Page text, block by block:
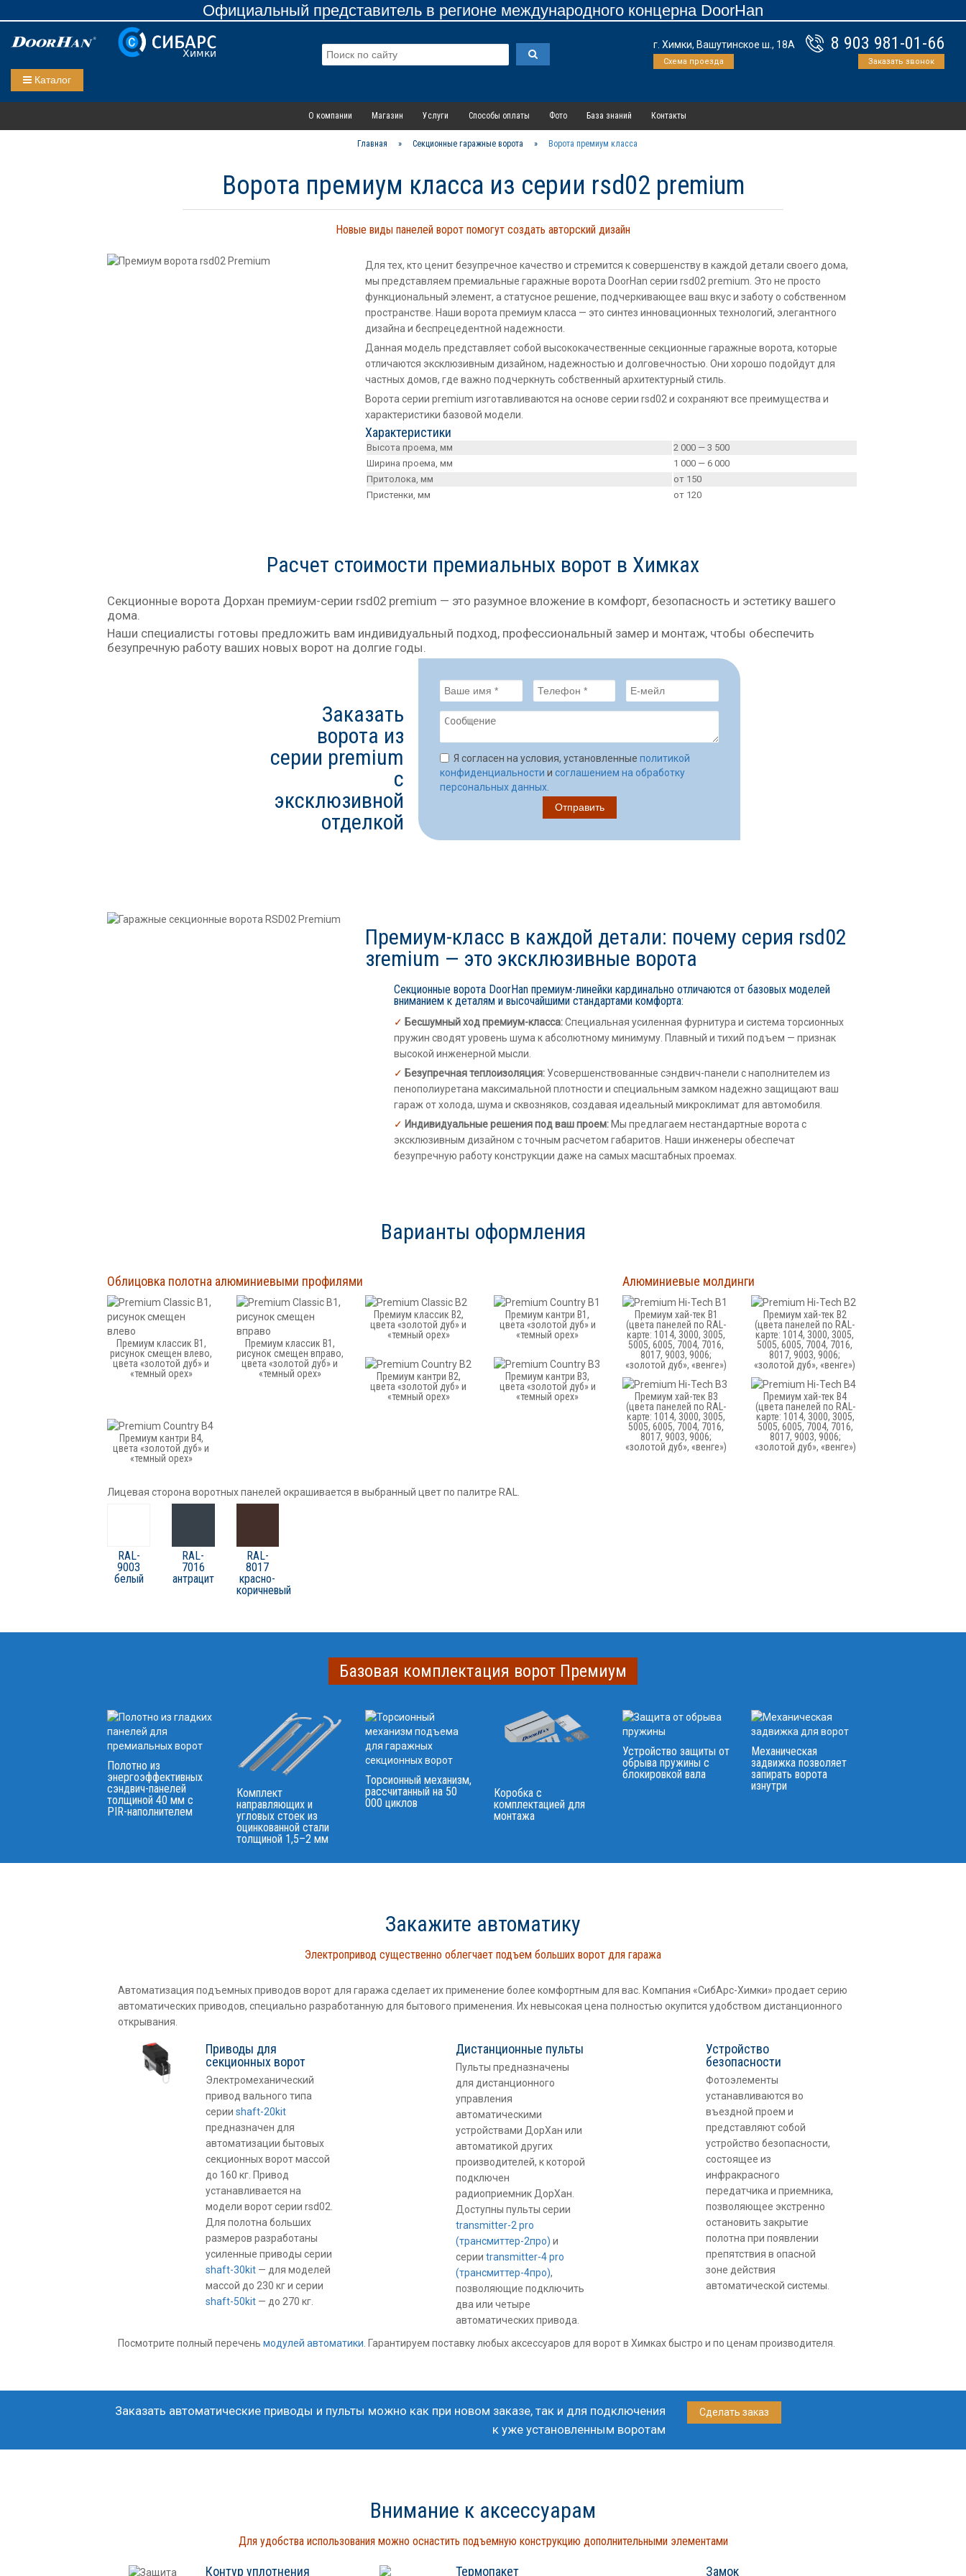
Официальный представитель в регионе международного концерна DoorHan
8 903 981-01-66
Заказать звонок
г. Химки, Вашутинское ш., 18А
Схема проезда
Каталог
О компании Магазин Услуги Способы оплаты Фото База знаний Контакты
Главная » Секционные гаражные ворота » Ворота премиум класса
Ворота премиум класса из серии rsd02 premium
Новые виды панелей ворот помогут создать авторский дизайн
Для тех, кто ценит безупречное качество и стремится к совершенству в каждой детали своего дома,
мы представляем премиальные гаражные ворота DoorHan серии rsd02 premium. Это не просто
функциональный элемент, а статусное решение, подчеркивающее ваш вкус и заботу о собственном
пространстве. Наши ворота премиум класса — это синтез инновационных технологий, элегантного
дизайна и беспрецедентной надежности.
Данная модель представляет собой высококачественные секционные гаражные ворота, которые
отличаются эксклюзивным дизайном, надежностью и долговечностью. Они хорошо подойдут для
частных домов, где важно подчеркнуть собственный архитектурный стиль.
Ворота серии premium изготавливаются на основе серии rsd02 и сохраняют все преимущества и
характеристики базовой модели.
Характеристики
Высота проема, мм
2 000 — 3 500
Ширина проема, мм
1 000 — 6 000
Притолока, мм
от 150
Пристенки, мм
от 120
Расчет стоимости премиальных ворот в Химках
Секционные ворота Дорхан премиум-серии rsd02 premium — это разумное вложение в комфорт, безопасность и эстетику вашего
дома.
Наши специалисты готовы предложить вам индивидуальный подход, профессиональный замер и монтаж, чтобы обеспечить
безупречную работу ваших новых ворот на долгие годы.
Заказать
ворота из
серии premium
с
эксклюзивной
отделкой
Я согласен на условия, установленныеполитикой
конфиденциальности исоглашением на обработку
персональных данных.
Премиум-класс в каждой детали: почему серия rsd02
зremium — это эксклюзивные ворота
Секционные ворота DoorHan премиум-линейки кардинально отличаются от базовых моделей
вниманием к деталям и высочайшими стандартами комфорта:
Бесшумный ход премиум-класса:Специальная усиленная фурнитура и система торсионных
пружин сводят уровень шума к абсолютному минимуму. Плавный и тихий подъем — признак
высокой инженерной мысли.
Безупречная теплоизоляция:Усовершенствованные сэндвич-панели с наполнителем из
пенополиуретана максимальной плотности и специальным замком надежно защищают ваш
гараж от холода, шума и сквозняков, создавая идеальный микроклимат для автомобиля.
Индивидуальные решения под ваш проем:Мы предлагаем нестандартные ворота с
эксклюзивным дизайном с точным расчетом габаритов. Наши инженеры обеспечат
безупречную работу конструкции даже на самых масштабных проемах.
Варианты оформления
Облицовка полотна алюминиевыми профилями
Премиум классик B1,
рисунок смещен влево,
цвета «золотой дуб» и
«темный орех»
Премиум классик B1,
рисунок смещен вправо,
цвета «золотой дуб» и
«темный орех»
Премиум классик B2,
цвета «золотой дуб» и
«темный орех»
Премиум кантри B1,
цвета «золотой дуб» и
«темный орех»
Премиум кантри B2,
цвета «золотой дуб» и
«темный орех»
Премиум кантри B3,
цвета «золотой дуб» и
«темный орех»
Премиум кантри B4,
цвета «золотой дуб» и
«темный орех»
Алюминиевые молдинги
Премиум хай-тек B1
(цвета панелей по RAL-
карте: 1014, 3000, 3005,
5005, 6005, 7004, 7016,
8017, 9003, 9006;
«золотой дуб», «венге»)
Премиум хай-тек B2
(цвета панелей по RAL-
карте: 1014, 3000, 3005,
5005, 6005, 7004, 7016,
8017, 9003, 9006;
«золотой дуб», «венге»)
Премиум хай-тек B3
(цвета панелей по RAL-
карте: 1014, 3000, 3005,
5005, 6005, 7004, 7016,
8017, 9003, 9006;
«золотой дуб», «венге»)
Премиум хай-тек B4
(цвета панелей по RAL-
карте: 1014, 3000, 3005,
5005, 6005, 7004, 7016,
8017, 9003, 9006;
«золотой дуб», «венге»)
Лицевая сторона воротных панелей окрашивается в выбранный цвет по палитре RAL.
RAL-
9003
белый
RAL-
7016
антрацит
RAL-
8017
красно-
коричневый
Базовая комплектация ворот Премиум
Полотно из
энергоэффективных
сэндвич-панелей
толщиной 40 мм с
PIR-наполнителем
Комплект
направляющих и
угловых стоек из
оцинкованной стали
толщиной 1,5–2 мм
Торсионный механизм,
рассчитанный на 50
000 циклов
Коробка с
комплектацией для
монтажа
Устройство защиты от
обрыва пружины с
блокировкой вала
Механическая
задвижка позволяет
запирать ворота
изнутри
Закажите автоматику
Электропривод существенно облегчает подъем больших ворот для гаража
Автоматизация подъемных приводов ворот для гаража сделает их применение более комфортным для вас. Компания «СибАрс-Химки» продает серию
автоматических приводов, специально разработанную для бытового применения. Их невысокая цена полностью окупится удобством дистанционного
открывания.
Приводы для
секционных ворот
Электромеханический
привод вального типа
серии shaft-20kit
предназначен для
автоматизации бытовых
секционных ворот массой
до 160 кг. Привод
устанавливается на
модели ворот серии rsd02.
Для полотна больших
размеров разработаны
усиленные приводы серии
shaft-30kit— для моделей
массой до 230 кг и серии
shaft-50kit— до 270 кг.
Дистанционные пульты
Пульты предназначены
для дистанционного
управления
автоматическими
устройствами ДорХан или
автоматикой других
производителей, к которой
подключен
радиоприемник ДорХан.
Доступны пульты серии
transmitter-2 pro
(трансмиттер-2про) и
серии transmitter-4 pro
(трансмиттер-4про),
позволяющие подключить
два или четыре
автоматических привода.
Устройство
безопасности
Фотоэлементы
устанавливаются во
въездной проем и
представляют собой
устройство безопасности,
состоящее из
инфракрасного
передатчика и приемника,
позволяющее экстренно
остановить закрытие
полотна при появлении
препятствия в опасной
зоне действия
автоматической системы.
Посмотрите полный переченьмодулей автоматики. Гарантируем поставку любых аксессуаров для ворот в Химках быстро и по ценам производителя.
Заказать автоматические приводы и пульты можно как при новом заказе, так и для подключения
к уже установленным воротам
Сделать заказ
Внимание к аксессуарам
Для удобства использования можно оснастить подъемную конструкцию дополнительными элементами
Контур уплотнения Термопакет Замок